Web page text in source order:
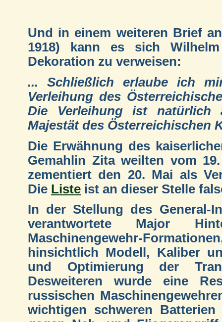
Und in einem weiteren Brief
1918) kann es sich
Dekoration zu verweisen:
... Schließlich erlaube ich
Verleihung des
Die Verleihung ist natürlich
Majestät des Österreichischen
Die Erwähnung des
Gemahlin Zita weilten vom
zementiert den 20. Mai als
Die Liste ist an dieser Stelle
In der Stellung des General-
verantwortete Major
Maschinengewehr-
hinsichtlich Modell, Kaliber
und Optimierung der
Desweiteren wurde eine
russischen
wichtigen schweren